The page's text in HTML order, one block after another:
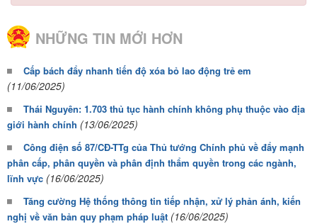
NHỮNG TIN MỚI HƠN
Cấp bách đẩy nhanh tiến độ xóa bỏ lao động trẻ em
(11/06/2025)
Thái Nguyên: 1.703 thủ tục hành chính không phụ thuộc vào địa
giới hành chính (13/06/2025)
Công điện số 87/CĐ-TTg của Thủ tướng Chính phủ về đẩy mạnh
phân cấp, phân quyền và phân định thẩm quyền trong các ngành,
lĩnh vực (16/06/2025)
Tăng cường Hệ thống thông tin tiếp nhận, xử lý phản ánh, kiến
nghị về văn bản quy phạm pháp luật (16/06/2025)